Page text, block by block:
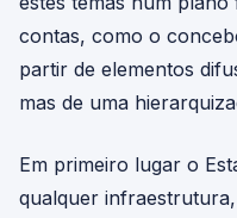
contas, como o
partir de elementos
mas de uma
Em primeiro lugar o
qualquer